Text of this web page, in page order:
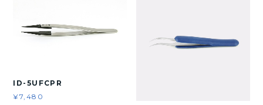
ID-5UFCPR
¥7,480